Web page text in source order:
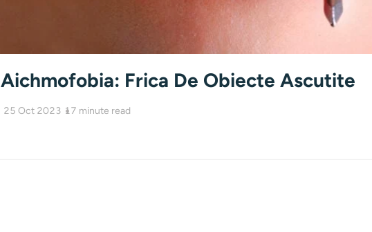
Aichmofobia: Frica De Obiecte Ascutite
25 Oct 2023 17 minute read